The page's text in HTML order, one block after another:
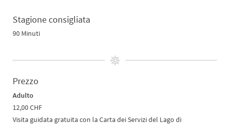
Stagione consigliata
90 Minuti
Prezzo
Adulto
12,00 CHF
Visita guidata gratuita con la Carta dei Servizi del Lago di